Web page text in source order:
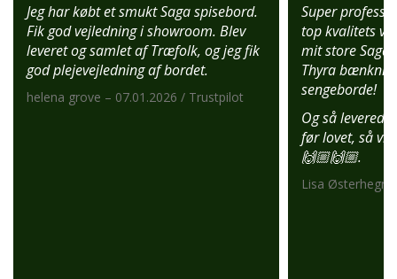
Jeg har købt et smukt Saga spisebord.
Fik god vejledning i showroom. Blev
leveret og samlet af Træfolk, og jeg fik
god plejevejledning af bordet.
helena grove – 07.01.2026 / Trustpilot
Super
top kvalitets
mit store Saga
Thyra
sengeborde!
Og så
før lovet, så vi
🙌🏼🙌🏼.
Lisa Østerhegn